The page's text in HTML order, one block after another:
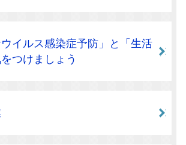
ウイルス感染症予防」と「生活
つけましょう